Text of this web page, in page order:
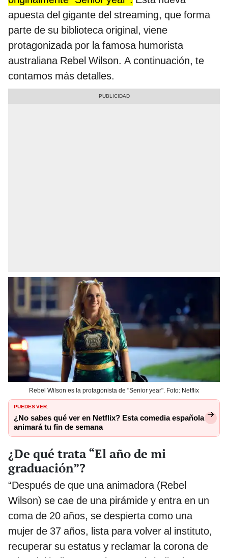
apuesta del gigante del streaming, que forma
parte de su biblioteca original, viene
protagonizada por la famosa humorista
australiana Rebel Wilson. A continuación, te
contamos más detalles.
Rebel Wilson es la protagonista de "Senior year". Foto: Netflix
PUEDES VER:
¿No sabes qué ver en Netflix? Esta comedia española
animará tu fin de semana
¿De qué trata “El año de mi
graduación”?
“Después de que una animadora (Rebel
Wilson) se cae de una pirámide y entra en un
coma de 20 años, se despierta como una
mujer de 37 años, lista para volver al instituto,
recuperar su estatus y reclamar la corona de